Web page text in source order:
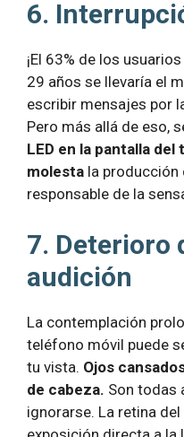
6.
¡El 63% de los
29 años se llevaría el
escribir mensajes por
Pero más allá de eso,
LED en la pantalla
molesta la producción
responsable de la
7. Deterioro
audición
La contemplación
teléfono móvil puede
tu vista. Ojos
de cabeza. Son todas
ignorarse. La retina